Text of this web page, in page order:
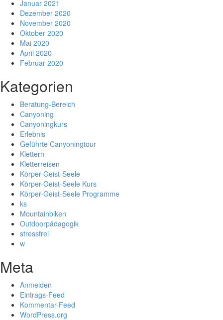
Januar 2021
Dezember 2020
November 2020
Oktober 2020
Mai 2020
April 2020
Februar 2020
Kategorien
Beratung-Bereich
Canyoning
Canyoningkurs
Erlebnis
Geführte Canyoningtour
Klettern
Kletterreisen
Körper-Geist-Seele
Körper-Geist-Seele Kurs
Körper-Geist-Seele Programme
ks
Mountainbiken
Outdoorpädagogik
stressfrei
w
Meta
Anmelden
Eintrags-Feed
Kommentar-Feed
WordPress.org